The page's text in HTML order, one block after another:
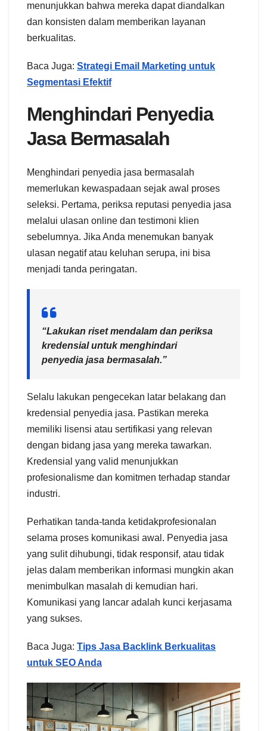
menunjukkan bahwa mereka dapat diandalkan
dan konsisten dalam memberikan layanan
berkualitas.
Baca Juga: Strategi Email Marketing untuk
Segmentasi Efektif
Menghindari Penyedia
Jasa Bermasalah
Menghindari penyedia jasa bermasalah
memerlukan kewaspadaan sejak awal proses
seleksi. Pertama, periksa reputasi penyedia jasa
melalui ulasan online dan testimoni klien
sebelumnya. Jika Anda menemukan banyak
ulasan negatif atau keluhan serupa, ini bisa
menjadi tanda peringatan.
“Lakukan riset mendalam dan periksa
kredensial untuk menghindari
penyedia jasa bermasalah.”
Selalu lakukan pengecekan latar belakang dan
kredensial penyedia jasa. Pastikan mereka
memiliki lisensi atau sertifikasi yang relevan
dengan bidang jasa yang mereka tawarkan.
Kredensial yang valid menunjukkan
profesionalisme dan komitmen terhadap standar
industri.
Perhatikan tanda-tanda ketidakprofesionalan
selama proses komunikasi awal. Penyedia jasa
yang sulit dihubungi, tidak responsif, atau tidak
jelas dalam memberikan informasi mungkin akan
menimbulkan masalah di kemudian hari.
Komunikasi yang lancar adalah kunci kerjasama
yang sukses.
Baca Juga: Tips Jasa Backlink Berkualitas
untuk SEO Anda